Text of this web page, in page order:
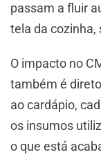
passam a fluir
tela da
O impacto no
também é
ao cardápio,
os insumos
o que está